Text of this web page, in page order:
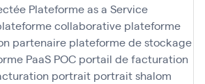
Plateforme as a Service
collaborative plateforme
partenaire plateforme de stockage
PaaS POC portail de facturation
portrait portrait shalom